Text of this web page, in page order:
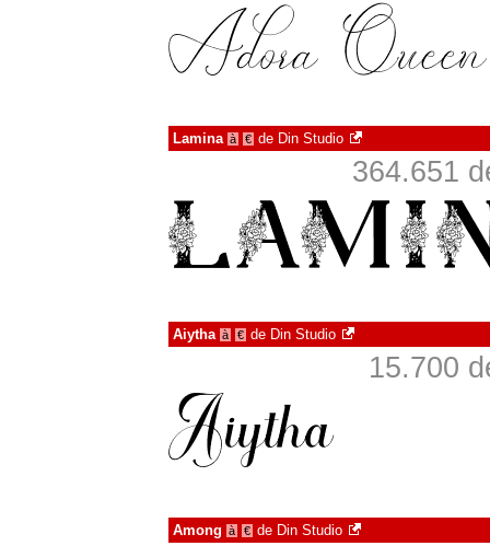
Lamina à € de Din Studio
364.651
Aiytha à € de Din Studio
15.700
Among à € de Din Studio